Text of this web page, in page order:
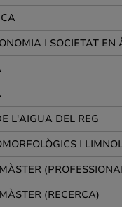
I SOCIETAT EN
L'AIGUA DEL REG
I
(RECERCA)